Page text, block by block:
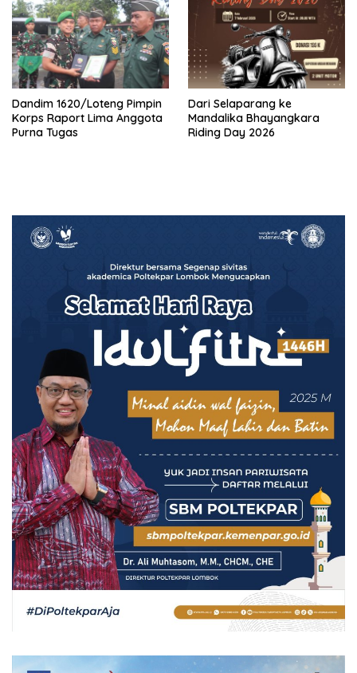
Dandim 1620/Loteng Pimpin
Korps Raport Lima Anggota
Purna Tugas
‎Dari Selaparang ke
Mandalika Bhayangkara
Riding Day 2026